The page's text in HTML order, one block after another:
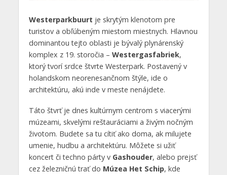
Westerparkbuurt je skrytým klenotom pre
turistov a obľúbeným miestom miestnych. Hlavnou
dominantou tejto oblasti je bývalý plynárenský
komplex z 19. storočia – Westergasfabriek,
ktorý tvorí srdce štvrte Westerpark. Postavený v
holandskom neorenesančnom štýle, ide o
architektúru, akú inde v meste nenájdete.
Táto štvrť je dnes kultúrnym centrom s viacerými
múzeami, skvelými reštauráciami a živým nočným
životom. Budete sa tu cítiť ako doma, ak milujete
umenie, hudbu a architektúru. Môžete si užiť
koncert či techno párty v Gashouder, alebo prejsť
cez železničnú trať do Múzea Het Schip, kde